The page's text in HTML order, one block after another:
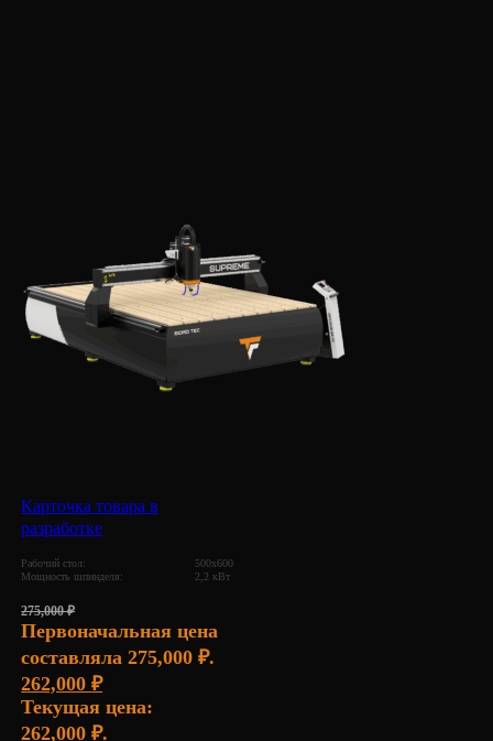
Карточка товара в
разработке
Рабочий стол:
500х600
Мощность шпинделя:
2,2 кВт
275,000₽
Первоначальная цена
составляла 275,000 ₽.
262,000₽
Текущая цена:
262,000 ₽.